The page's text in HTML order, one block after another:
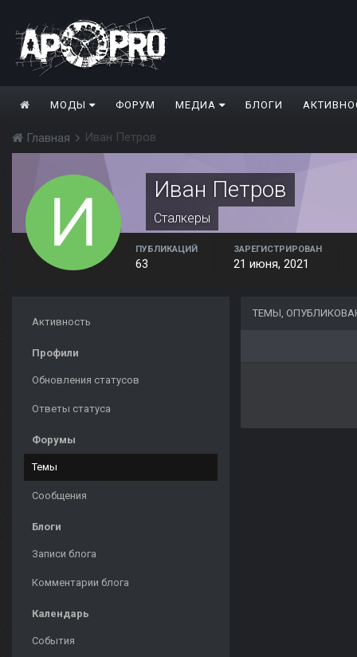
МОДЫ ФОРУМ МЕДИА БЛОГИ
Главная Иван Петров
Иван Петров
Сталкеры
ПУБЛИКАЦИЙ
63
ЗАРЕГИСТРИРОВАН
21 июня, 2021
Активность
Профили
Обновления статусов
Ответы статуса
Форумы
Темы
Сообщения
Блоги
Записи блога
Комментарии блога
Календарь
События
ТЕМЫ,